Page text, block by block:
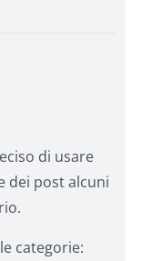
di usare
dei post alcuni
categorie: